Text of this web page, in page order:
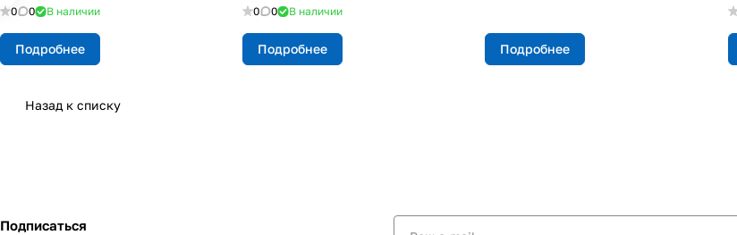
0 0 В наличии
Подробнее
0 0 В наличии
Подробнее Подробнее
Назад к списку
Подписаться